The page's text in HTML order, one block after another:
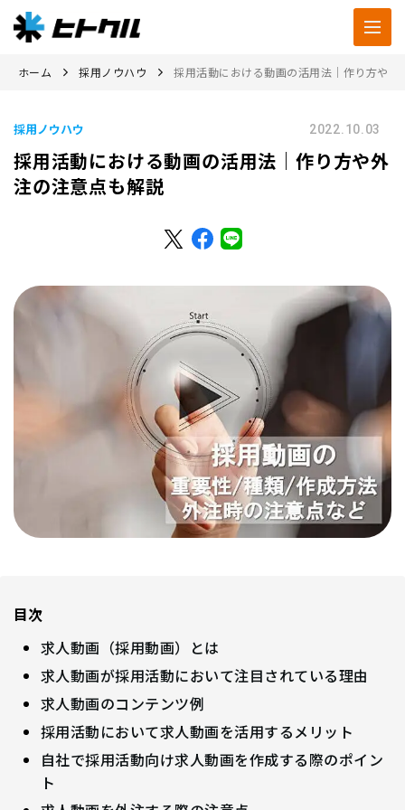
ホーム 採用ノウハウ 採用活動における動画の活用法｜作り方や外
採用ノウハウ 2022.10.03
採用活動における動画の活用法｜作り方や外
注の注意点も解説
目次
求人動画（採用動画）とは
求人動画が採用活動において注目されている理由
求人動画のコンテンツ例
採用活動において求人動画を活用するメリット
自社で採用活動向け求人動画を作成する際のポイン
ト